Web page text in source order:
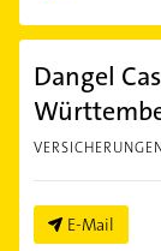
Dangel
E-Mail